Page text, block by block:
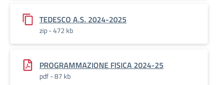
TEDESCO A.S. 2024-2025
zip - 472 kb
PROGRAMMAZIONE FISICA 2024-25
pdf - 87 kb